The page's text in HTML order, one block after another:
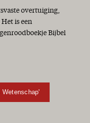
verschenen...
overtuiging,
is een
Bijbel